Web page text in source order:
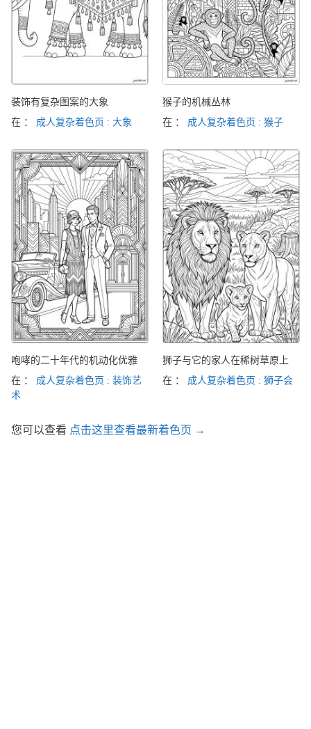
装饰有复杂图案的大象
在 ： 成人复杂着色页 : 大象
猴子的机械丛林
在 ： 成人复杂着色页 : 猴子
咆哮的二十年代的机动化优雅
在 ： 成人复杂着色页 : 装饰艺
术
狮子与它的家人在稀树草原上
在 ： 成人复杂着色页 : 狮子会
您可以查看 点击这里查看最新着色页 →